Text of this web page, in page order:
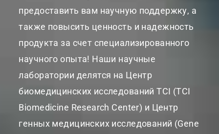
предоставить вам научную поддержку, а
также повысить ценность и надежность
продукта за счет специализированного
научного опыта! Наши научные
лаборатории делятся на Центр
биомедицинских исследований TCI (TCI
Biomedicine Research Center) и Центр
генных медицинских исследований (Gene